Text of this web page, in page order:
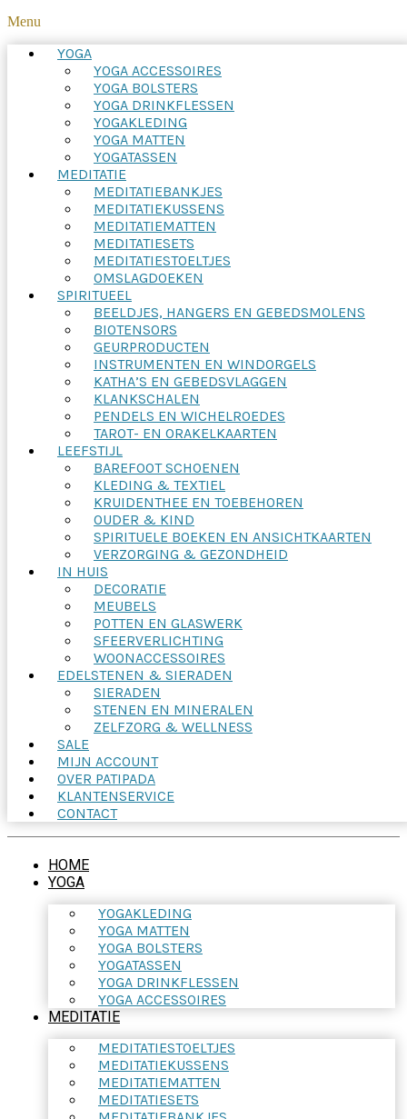
Menu
YOGA
YOGA ACCESSOIRES
YOGA BOLSTERS
YOGA DRINKFLESSEN
YOGAKLEDING
YOGA MATTEN
YOGATASSEN
MEDITATIE
MEDITATIEBANKJES
MEDITATIEKUSSENS
MEDITATIEMATTEN
MEDITATIESETS
MEDITATIESTOELTJES
OMSLAGDOEKEN
SPIRITUEEL
BEELDJES, HANGERS EN GEBEDSMOLENS
BIOTENSORS
GEURPRODUCTEN
INSTRUMENTEN EN WINDORGELS
KATHA’S EN GEBEDSVLAGGEN
KLANKSCHALEN
PENDELS EN WICHELROEDES
TAROT- EN ORAKELKAARTEN
LEEFSTIJL
BAREFOOT SCHOENEN
KLEDING & TEXTIEL
KRUIDENTHEE EN TOEBEHOREN
OUDER & KIND
SPIRITUELE BOEKEN EN ANSICHTKAARTEN
VERZORGING & GEZONDHEID
IN HUIS
DECORATIE
MEUBELS
POTTEN EN GLASWERK
SFEERVERLICHTING
WOONACCESSOIRES
EDELSTENEN & SIERADEN
SIERADEN
STENEN EN MINERALEN
ZELFZORG & WELLNESS
SALE
MIJN ACCOUNT
OVER PATIPADA
KLANTENSERVICE
CONTACT
HOME
YOGA
YOGAKLEDING
YOGA MATTEN
YOGA BOLSTERS
YOGATASSEN
YOGA DRINKFLESSEN
YOGA ACCESSOIRES
MEDITATIE
MEDITATIESTOELTJES
MEDITATIEKUSSENS
MEDITATIEMATTEN
MEDITATIESETS